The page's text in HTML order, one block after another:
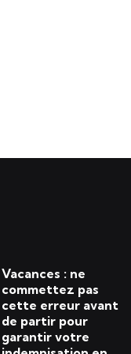
Vacances : ne
commettez pas
cette erreur avant
de partir pour
garantir votre